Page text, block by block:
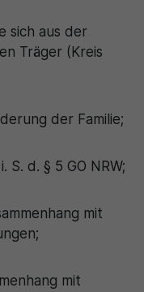
sich aus der
Träger (Kreis
der Familie;
S. d. § 5 GO NRW;
mit
mit